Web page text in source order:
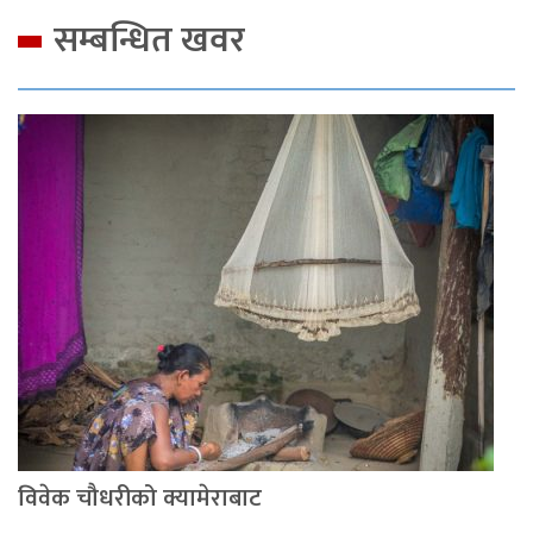
सम्बन्धित खवर
विवेक चौधरीको क्यामेराबाट